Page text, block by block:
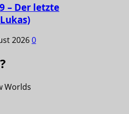
– Der letzte
20260